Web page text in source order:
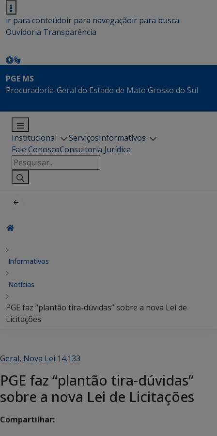
ir para conteúdoir para navegaçãoir para busca
Ouvidoria Transparência
PGE MS
Procuradoria-Geral do Estado de Mato Grosso do Sul
Institucional ServiçosInformativos
Fale ConoscoConsultoria Jurídica
Pesquisar
por:
Informativos
Notícias
PGE faz “plantão tira-dúvidas” sobre a nova Lei de
Licitações
Geral, Nova Lei 14.133
PGE faz “plantão tira-dúvidas”
sobre a nova Lei de Licitações
Compartilhar: